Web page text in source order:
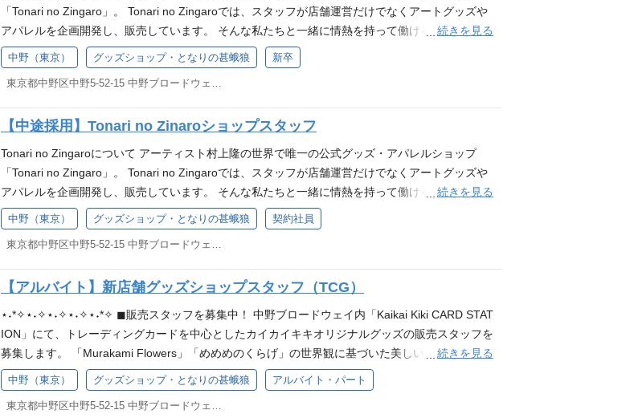
「Tonari no Zingaro」。 Tonari no Zingaroでは、スタッフが店舗運営だけでなくアートグッズや
アパレルを企画開発し、販売しています。 そんな私たちと一緒に情熱を持って働けるスタッフを
募集しています。 アパレル商品制作の裏側はこちらからご覧いただけます。 業務内容 ①販売ス
タッフ ・店舗での接客や販売 ・在庫管理 ・メール、問い合わせ対応 ・そのほか店舗運営に関わ
る業務 ②商品の企画・制作進行スタッフ ・グッズ・アパレルのプランニングと開発 ・グッズ・
アパレルの制作進行や増産の管理 Excel、Word、PowerPointスキル優遇 ③広報スタッフ ・公式H
PやSNS（Instagram、twitter、TikTok）の投稿 ・広報戦略作成 ・イベント作成 Photoshopスキル
優遇 ④映像スタッフ ・公式HPやSNS（Instagram、twitter、TikTok）用の写真や動画撮影・編集
・店内モニター用映像作成 ⑤デザインスタッフ ・グッズ・アパレルの企画およびデザイン ・店
舗やイベントの告知やフライヤーのデザイン Illustrator、Photoshopスキル優遇 ▼デザインスタッ
・基本的なPCスキル ・Adobe（Illustrator／Photoshop／Premiere Pro）の使用経験（志望職種に
よる） ・動画編集のご経験（志望職種による） 【求める人物像】 ・アートやファッションに興
あふれお客様と関係性を築ける方 ・責任感をもって仕事に取り組める方 ・素直で臨機応変に対応
続きを見る
中野（東京） グッズショップ・となりの甚蛾狼 新卒
【中途採用】Tonari no Zinaroショップスタッフ
Tonari no Zingaroについて アーティスト村上隆の世界で唯一の公式グッズ・アパレルショップ
「Tonari no Zingaro」。 Tonari no Zingaroでは、スタッフが店舗運営だけでなくアートグッズや
アパレルを企画開発し、販売しています。 そんな私たちと一緒に情熱を持って働けるスタッフを
募集しています。 ■SNS映えの“可愛い・おしゃれ”なモノに囲まれた環境！ 世界に唯一無二のア
ートスタジオでお仕事です。 ■アパレル・ショップ店員未経験歓迎◎ アパレル商品制作の裏側は
こちらからご覧いただけます。 業務内容 ご入社後は、まずは店舗での販売をメインに携わってい
ただきます。 ①販売 ・主にZingaroでのアパレル販売や接客をお任せします ・グッズ・アパレル
の商品管理 ・店舗内の商品レイアウト ②商品の企画・制作進行 ・グッズ・アパレルのプランニ
ングと開発 ・グッズ・アパレルの制作進行や増産の管理 ③広報 ・公式SNSの管理運用・プロモ
ーション・広報 ・広報戦略作成 ・イベント作成 ④映像 ・公式HPやSNS（Instagram、twitter、Ti
kTok）用の写真や動画撮影・編集 ・店内モニター用映像作成 求めるスキルと人物像 【求めるス
望職種による） ・動画編集のご経験（志望職種による） ＜歓迎スキル＞ ・アパレルでの販売経
験（1年以上） 【求める人物像】 ・アパレル／アートに興味のある方 ・現代アートに興味がある
続きを見る
中野（東京） グッズショップ・となりの甚蛾狼 契約社員
【アルバイト】新店舗グッズショップスタッフ（TCG）
⋆˖*✧⋆˖✧⋆˖✧⋆˖✧⋆˖*✧ ◼︎販売スタッフを募集中！ 中野ブロードウェイ内「Kaikai Kiki CARD STAT
ION」にて、トレーディングカードを中心としたカイカイキキオリジナルグッズの販売スタッフを
募集します。 「Murakami Flowers」「めめめのくらげ」の世界観に基づいた美しい店内に、 オ
リジナルのグッズ、アパレル、版画等が並びます。 カードゲームをプレイできるスペースも併設
されています！ ※カードゲーム未経験でもOK！ ⋆˖*✧⋆˖✧⋆˖✧⋆˖✧⋆˖*✧ ⭐業務内容⭐ 販売業務を
中心に、店内のレイアウト（VMD）など、あなたのアイデアを活かして店舗を盛り上げていきま
続きを見る
中野（東京） グッズショップ・となりの甚蛾狼 アルバイト・パート